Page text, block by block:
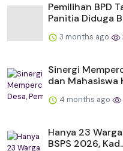
Pemilihan BPD
Panitia Diduga
3 months ago
Sinergi
dan Mahasiswa
4 months ago
Hanya 23
BSPS 2026,